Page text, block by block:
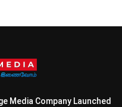
Media Company Launched